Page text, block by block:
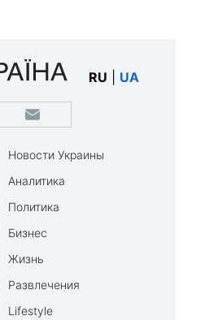
RU UA
Новости Украины
Аналитика
Политика
Бизнес
Жизнь
Развлечения
Lifestyle